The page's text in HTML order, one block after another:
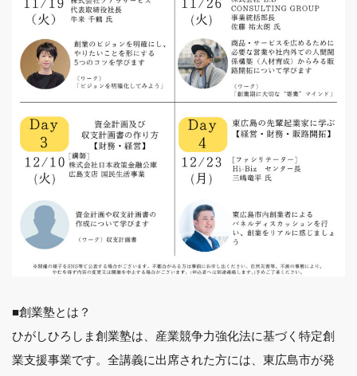
■創業塾とは？
ひがしひろしま創業塾は、産業競争力強化法に基づく特定創
業支援事業です。全講義に出席された方には、東広島市が発